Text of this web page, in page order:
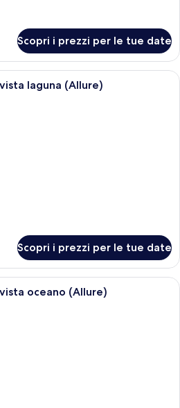
Scopri i prezzi per le tue date
Una camera d'albergo con un letto
laguna (Allure)
Scopri i prezzi per le tue date
Una camera d'albergo moderna con
oceano (Allure)